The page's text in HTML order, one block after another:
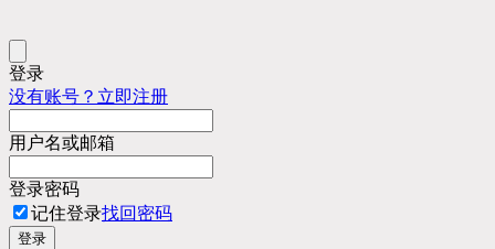
登录
没有账号？立即注册
用户名或邮箱
登录密码
记住登录找回密码
登录